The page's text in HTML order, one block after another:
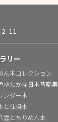
11
リー
ん本コレクション
ゆたかな日本昔噺集
ンダー本
と仕掛本
雲とちりめん本